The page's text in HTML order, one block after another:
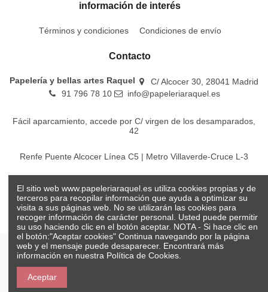
información de interés
Términos y condiciones Condiciones de envío
Contacto
Papelería y bellas artes Raquel
C/ Alcocer 30, 28041 Madrid
91 796 78 10
info@papeleriaraquel.es
Fácil aparcamiento, accede por C/ virgen de los desamparados,
42
Renfe Puente Alcocer Línea C5 | Metro Villaverde-Cruce L-3
El sitio web www.papeleriaraquel.es utiliza cookies propias y de
terceros para recopilar información que ayuda a optimizar su
visita a sus páginas web. No se utilizarán las cookies para
recoger información de carácter personal. Usted puede permitir
su uso haciendo clic en el botón aceptar. NOTA - Si hace clic en
el botón:"Aceptar cookies" Continua navegando por la página
web y el mensaje puede desaparecer. Encontrará más
información en nuestra Política de Cookies.
Aceptar